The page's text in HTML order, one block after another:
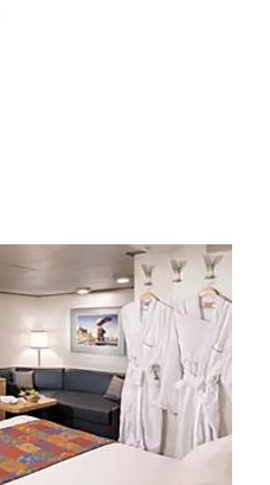
海上巡航
海上巡航
查卡布科港
极具吸引 力的城市。它
轮停靠地之一，整个城市
中叫Barrios “巴里奥
，无论您是安排短暂的
城市都能为您提供丰富
的地与体验
从布宜诺斯艾利斯出发前往
于阿根廷南 部被称为"世界
他许多旅游胜地（这些地
富多彩的文化活动和别具
地区）。在布宜诺斯艾利
特尔莫社区（这是早期殖
，以及色彩斑斓的拉 波卡